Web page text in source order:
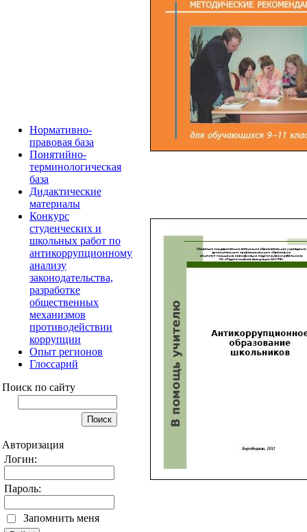
Нормативно-
правовая база
Понятийно-
терминологическая
база
Дидактические
материалы
Конкурс
студенческих и
школьных работ по
антикоррупционному
анализу
законодательства,
разработке
общественных
механизмов
противодействии
коррупции
Опыт регионов
Глоссарий
Поиск по сайту
Авторизация
Логин:
Пароль:
Запомнить меня